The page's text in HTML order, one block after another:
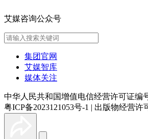
艾媒咨询公众号
集团官网
艾媒智库
媒体关注
中华人民共和国增值电信经营许可证编
粤ICP备2023121053号-1 | 出版物经营许